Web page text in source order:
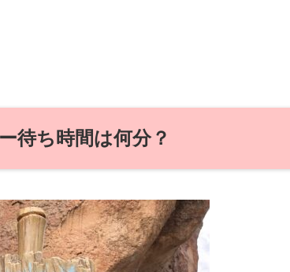
待ち時間は何分？